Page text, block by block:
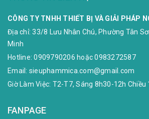
CÔNG TY TNHH THIẾT BỊ VÀ GIẢI PHÁP
Địa chỉ:33/8 Lưu Nhân Chú, Phường Tân
Minh
Hotline:0909790206 hoặc0983272587
Email: sieuphammica.com@gmail.com
Giờ Làm Việc: T2-T7, Sáng 8h30-12h Chiều
FANPAGE